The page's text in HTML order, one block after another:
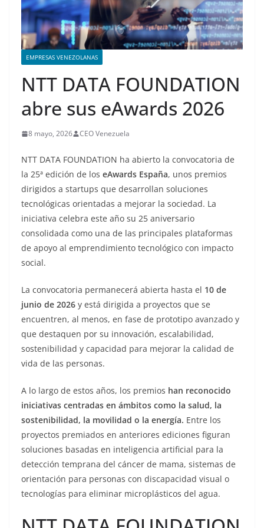
EMPRESAS VENEZOLANAS
NTT DATA FOUNDATION
abre sus eAwards 2026
8 mayo, 2026 CEO Venezuela
NTT DATA FOUNDATION ha abierto la convocatoria de
la 25ª edición de los eAwards España, unos premios
dirigidos a startups que desarrollan soluciones
tecnológicas orientadas a mejorar la sociedad. La
iniciativa celebra este año su 25 aniversario
consolidada como una de las principales plataformas
de apoyo al emprendimiento tecnológico con impacto
social.
La convocatoria permanecerá abierta hasta el 10 de
junio de 2026 y está dirigida a proyectos que se
encuentren, al menos, en fase de prototipo avanzado y
que destaquen por su innovación, escalabilidad,
sostenibilidad y capacidad para mejorar la calidad de
vida de las personas.
A lo largo de estos años, los premios han reconocido
iniciativas centradas en ámbitos como la salud, la
sostenibilidad, la movilidad o la energía. Entre los
proyectos premiados en anteriores ediciones figuran
soluciones basadas en inteligencia artificial para la
detección temprana del cáncer de mama, sistemas de
orientación para personas con discapacidad visual o
tecnologías para eliminar microplásticos del agua.